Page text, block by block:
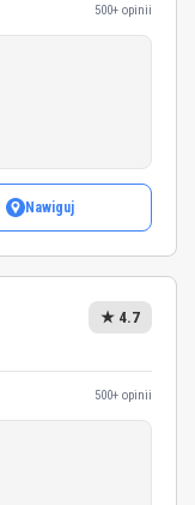
500+ opinii
Nawiguj
★ 4.7
500+ opinii